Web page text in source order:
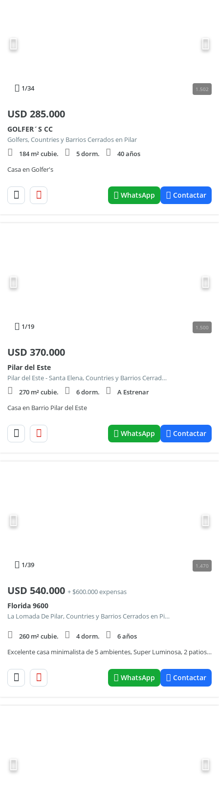
1/34 1.502
USD 285.000
GOLFER´S CC
Golfers, Countries y Barrios Cerrados en Pilar
184 m² cubie.
5 dorm.
40 años
Casa en Golfer's
WhatsApp Contactar
1/19 1.500
USD 370.000
Pilar del Este
Pilar del Este - Santa Elena, Countries y Barrios Cerrados en Pilar
270 m² cubie.
6 dorm.
A Estrenar
Casa en Barrio Pilar del Este
WhatsApp Contactar
1/39 1.470
USD 540.000 + $600.000 expensas
Florida 9600
La Lomada De Pilar, Countries y Barrios Cerrados en Pilar
260 m² cubie. 4 dorm.
6 años
Excelente casa minimalista de 5 ambientes, Super Luminosa, 2 patios, jardìn, piscina y cochera.-
WhatsApp Contactar